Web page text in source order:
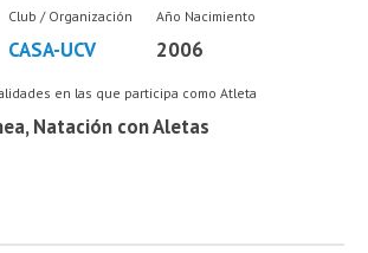
Club / Organización
CASA-UCV
Año Nacimiento
2006
en las que participa como Atleta
Natación con Aletas